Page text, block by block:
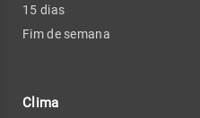
15 dias
Fim de semana
Clima